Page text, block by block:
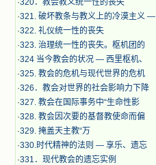
·320．教会教义统一性的丧失
·321. 破坏教条与教义上的冷漠主义 —
·322. 礼仪统一性的丧失
·323. 治理统一性的丧失。枢机团的
·324 当今教会的状况 — 西里枢机、
·325. 教会的危机与现代世界的危机
·326．教会对世界的社会影响力下降
·327. 教会在国际事务中“生命性影
·328. 教会因次要的基督教使命而偏
·329. 掩盖天主教“万
·330.时代精神的法则 — 享乐、遗忘
·331．现代教会的遗忘实例